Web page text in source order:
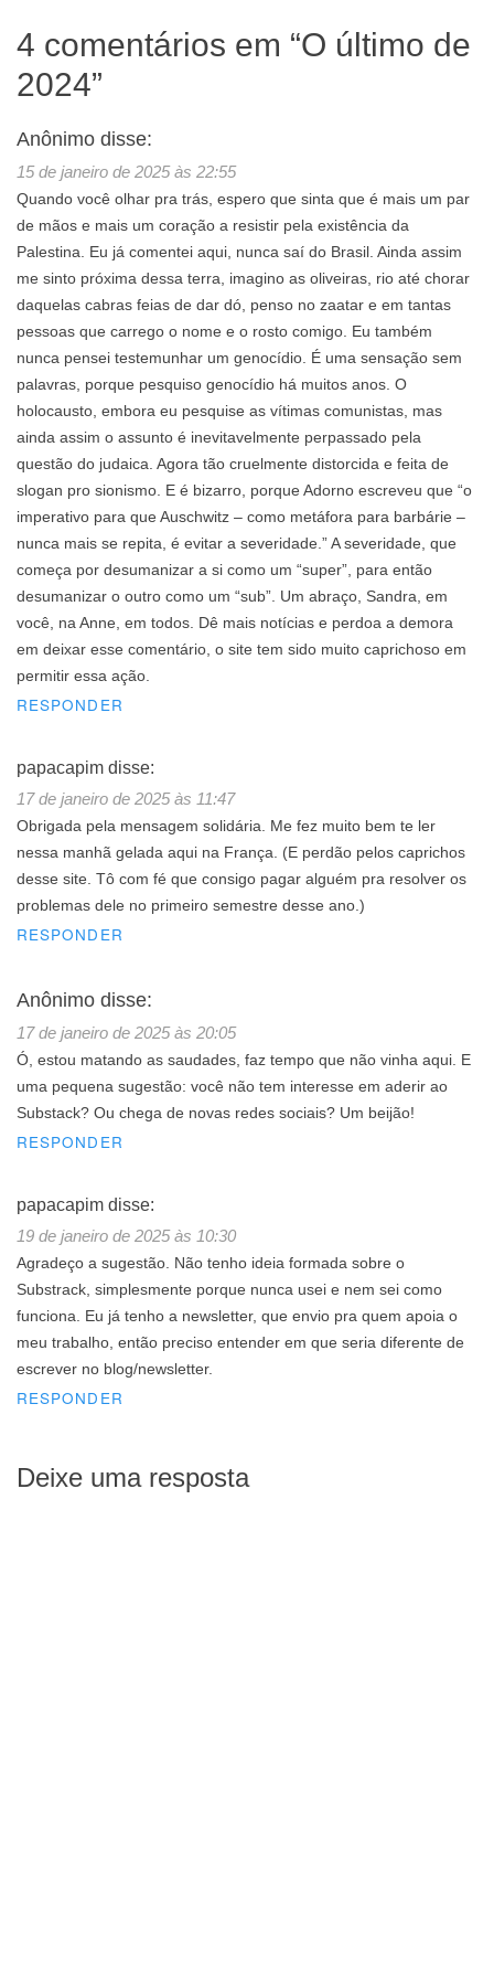
4 comentários em “O último de
2024”
Anônimo disse:
15 de janeiro de 2025 às 22:55
Quando você olhar pra trás, espero que sinta que é mais um par
de mãos e mais um coração a resistir pela existência da
Palestina. Eu já comentei aqui, nunca saí do Brasil. Ainda assim
me sinto próxima dessa terra, imagino as oliveiras, rio até chorar
daquelas cabras feias de dar dó, penso no zaatar e em tantas
pessoas que carrego o nome e o rosto comigo. Eu também
nunca pensei testemunhar um genocídio. É uma sensação sem
palavras, porque pesquiso genocídio há muitos anos. O
holocausto, embora eu pesquise as vítimas comunistas, mas
ainda assim o assunto é inevitavelmente perpassado pela
questão do judaica. Agora tão cruelmente distorcida e feita de
slogan pro sionismo. E é bizarro, porque Adorno escreveu que “o
imperativo para que Auschwitz – como metáfora para barbárie –
nunca mais se repita, é evitar a severidade.” A severidade, que
começa por desumanizar a si como um “super”, para então
desumanizar o outro como um “sub”. Um abraço, Sandra, em
você, na Anne, em todos. Dê mais notícias e perdoa a demora
em deixar esse comentário, o site tem sido muito caprichoso em
permitir essa ação.
RESPONDER
papacapim disse:
17 de janeiro de 2025 às 11:47
Obrigada pela mensagem solidária. Me fez muito bem te ler
nessa manhã gelada aqui na França. (E perdão pelos caprichos
desse site. Tô com fé que consigo pagar alguém pra resolver os
problemas dele no primeiro semestre desse ano.)
RESPONDER
Anônimo disse:
17 de janeiro de 2025 às 20:05
Ó, estou matando as saudades, faz tempo que não vinha aqui. E
uma pequena sugestão: você não tem interesse em aderir ao
Substack? Ou chega de novas redes sociais? Um beijão!
RESPONDER
papacapim disse:
19 de janeiro de 2025 às 10:30
Agradeço a sugestão. Não tenho ideia formada sobre o
Substrack, simplesmente porque nunca usei e nem sei como
funciona. Eu já tenho a newsletter, que envio pra quem apoia o
meu trabalho, então preciso entender em que seria diferente de
escrever no blog/newsletter.
RESPONDER
Deixe uma resposta